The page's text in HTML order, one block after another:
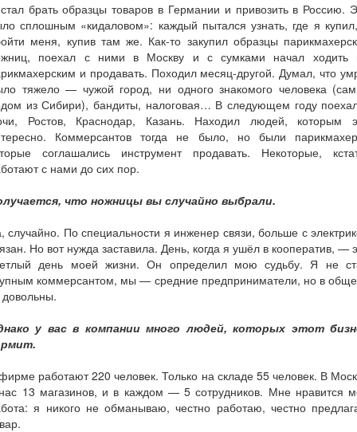
брать образцы товаров в Германии и привозить в Россию.
сплошным «кидаловом»: каждый пытался узнать, где я
меня, купив там же. Как-то закупил образцы
поехал с ними в Москву и с сумками начал ходить
и продавать. Походил месяц-другой. Думал, что
тяжело — чужой город, ни одного знакомого человека
из Сибири), бандиты, налоговая… В следующем году
Ростов, Краснодар, Казань. Находил людей, которым
Коммерсантов тогда не было, но были
соглашались инструмент продавать. Некоторые,
с нами до сих пор.
что ножницы вы случайно выбрали.
случайно. По специальности я инженер связи, больше с
Но вот нужда заставила. День, когда я ушёл в кооператив, —
день моей жизни. Он определил мою судьбу. Я не
коммерсантом, мы — средние предприниматели, но в
довольны.
у вас в компании много людей, которых этот
работают 220 человек. Только на складе 55 человек. В
13 магазинов, и в каждом — 5 сотрудников. Мне нравится
я никого не обманываю, честно работаю, честно